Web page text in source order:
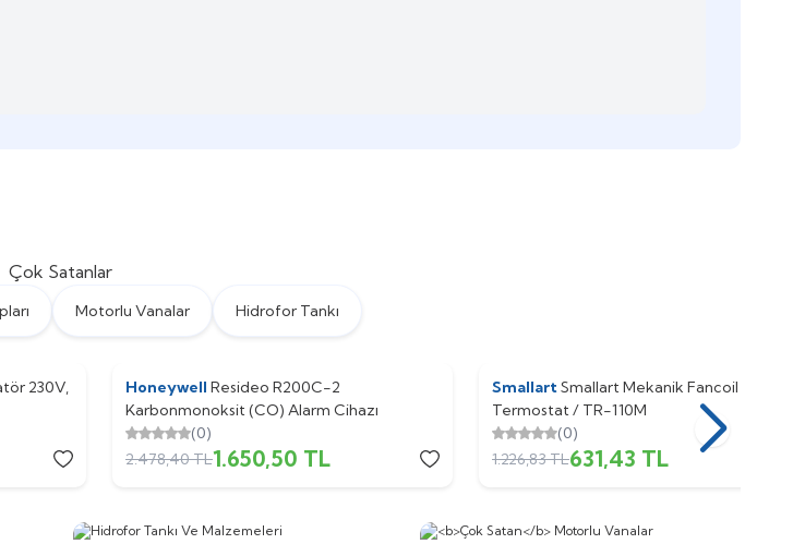
Çok Satanlar
Motorlu Vanalar Hidrofor Tankı
230V,
%33
Honeywell Resideo R200C-2
Karbonmonoksit (CO) Alarm Cihazı
(0)
2.478,40TL1.650,50 TL
%49
SmallartSmallart Mekanik Fancoil
Termostat / TR-110M
(0)
1.226,83TL631,43 TL